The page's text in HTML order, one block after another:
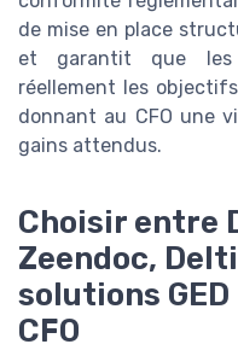
de mise en place
et garantit que les
réellement les
donnant au CFO une
gains attendus.
Choisir entre
Zeendoc,
solutions
CFO